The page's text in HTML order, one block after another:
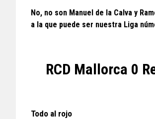
No, no son Manuel de la Calva y
a la que puede ser nuestra Liga
RCD Mallorca 0
Todo al rojo